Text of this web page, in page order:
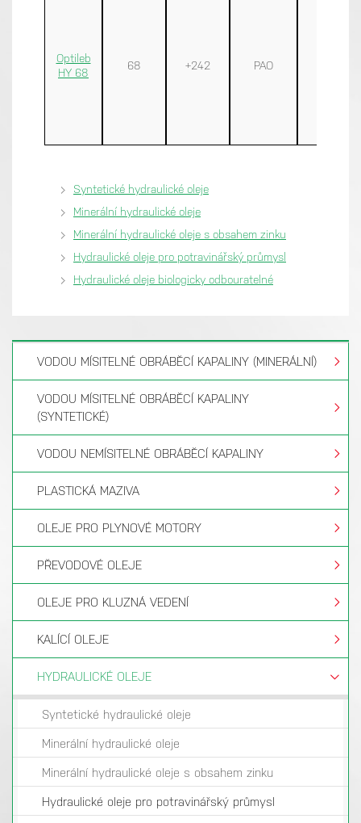
Optileb
HY 68
68 +242 PAO
Syntetické hydraulické oleje
Minerální hydraulické oleje
Minerální hydraulické oleje s obsahem zinku
Hydraulické oleje pro potravinářský průmysl
Hydraulické oleje biologicky odbouratelné
VODOU MÍSITELNÉ OBRÁBĚCÍ KAPALINY (MINERÁLNÍ)
VODOU MÍSITELNÉ OBRÁBĚCÍ KAPALINY
(SYNTETICKÉ)
VODOU NEMÍSITELNÉ OBRÁBĚCÍ KAPALINY
PLASTICKÁ MAZIVA
OLEJE PRO PLYNOVÉ MOTORY
PŘEVODOVÉ OLEJE
OLEJE PRO KLUZNÁ VEDENÍ
KALÍCÍ OLEJE
HYDRAULICKÉ OLEJE
Syntetické hydraulické oleje
Minerální hydraulické oleje
Minerální hydraulické oleje s obsahem zinku
Hydraulické oleje pro potravinářský průmysl